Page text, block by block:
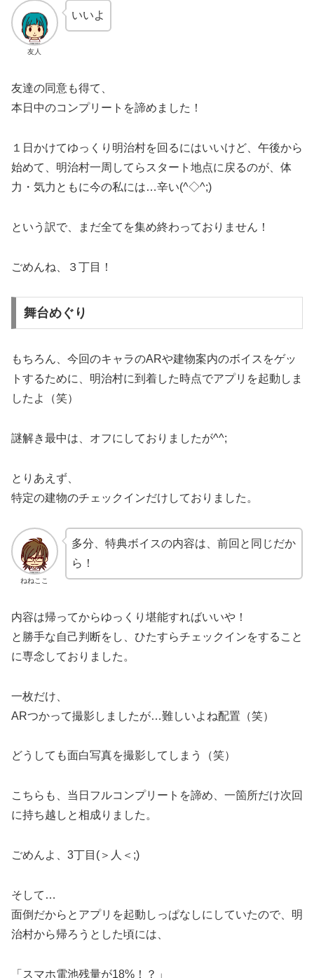
友人
いいよ
友達の同意も得て、
本日中のコンプリートを諦めました！
１日かけてゆっくり明治村を回るにはいいけど、午後から
始めて、明治村一周してらスタート地点に戻るのが、体
力・気力ともに今の私には…辛い(^◇^;)
という訳で、まだ全てを集め終わっておりません！
ごめんね、３丁目！
舞台めぐり
もちろん、今回のキャラのARや建物案内のボイスをゲッ
トするために、明治村に到着した時点でアプリを起動しま
したよ（笑）
謎解き最中は、オフにしておりましたが^^;
とりあえず、
特定の建物のチェックインだけしておりました。
ねねここ
多分、特典ボイスの内容は、前回と同じだか
ら！
内容は帰ってからゆっくり堪能すればいいや！
と勝手な自己判断をし、ひたすらチェックインをすること
に専念しておりました。
一枚だけ、
ARつかって撮影しましたが…難しいよね配置（笑）
どうしても面白写真を撮影してしまう（笑）
こちらも、当日フルコンプリートを諦め、一箇所だけ次回
に持ち越しと相成りました。
ごめんよ、3丁目(＞人＜;)
そして…
面倒だからとアプリを起動しっぱなしにしていたので、明
治村から帰ろうとした頃には、
「スマホ電池残量が18%！？」